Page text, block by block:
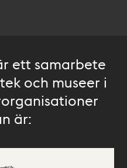
ett samarbete
och museer i
är: